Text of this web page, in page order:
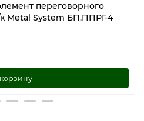
переговорного
Metal System БП.ППРГ-4